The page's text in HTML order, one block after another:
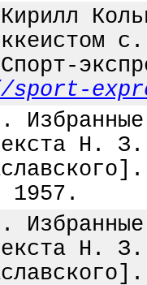
sport-
Н.
1957.
Н.